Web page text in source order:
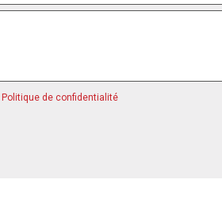
Politique de confidentialité